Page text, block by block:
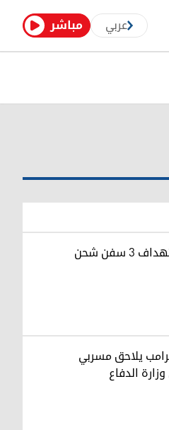
مباشر عربي
الدفاع الروسية تعلن استهداف 3 سفن شحن
يلاحق مسربي
الدفاع